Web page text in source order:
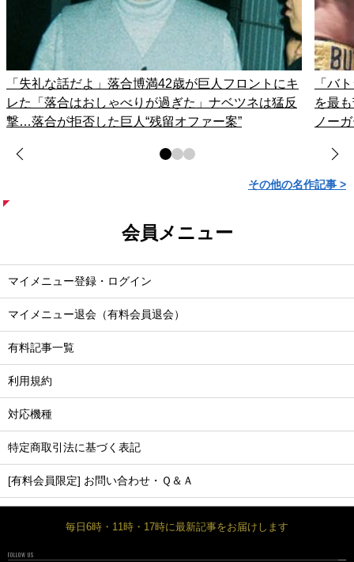
「失礼な話だよ」落合博満42歳が巨人フロントにキ
レた「落合はおしゃべりが過ぎた」ナベツネは猛反
撃…落合が拒否した巨人“残留オファー案”
「バ
を最
ノー
その他の名作記事 >
会員メニュー
マイメニュー登録・ログイン
マイメニュー退会（有料会員退会）
有料記事一覧
利用規約
対応機種
特定商取引法に基づく表記
[有料会員限定] お問い合わせ・Ｑ＆Ａ
毎日6時・11時・17時に最新記事をお届けします
FOLLOW US